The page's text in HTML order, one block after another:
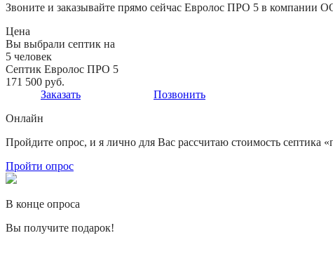
Звоните и заказывайте прямо сейчас Евролос ПРО 5 в компании
Цена
Вы выбрали септик на
5 человек
Септик Евролос ПРО 5
171 500 руб.
Заказать
Позвонить
Онлайн
Пройдите опрос, и я лично для Вас рассчитаю стоимость септика
Пройти опрос
В конце опроса
Вы получите подарок!